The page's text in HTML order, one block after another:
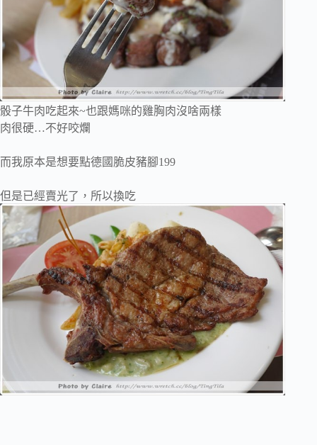
骰子牛肉吃起來~也跟媽咪的雞胸肉沒啥兩樣
肉很硬…不好咬爛
而我原本是想要點德國脆皮豬腳199
但是已經賣光了，所以換吃